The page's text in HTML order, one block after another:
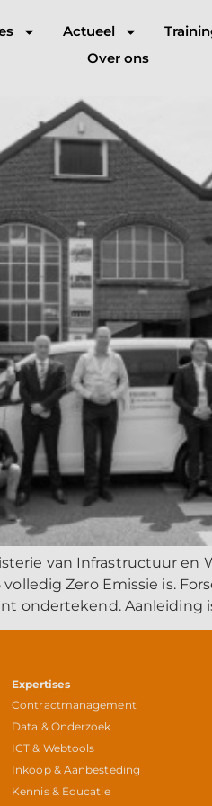
Actueel
Over ons
van Infrastructuur
Zero Emissie is.
ondertekend. Aanleiding
Expertises
Contractmanagement
Data & Onderzoek
ICT & Webtools
Inkoop & Aanbesteding
Kennis & Educatie